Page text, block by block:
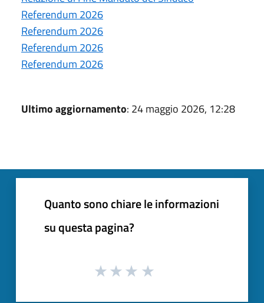
Referendum 2026
Referendum 2026
Referendum 2026
Referendum 2026
Ultimo aggiornamento: 24 maggio 2026, 12:28
Quanto sono chiare le informazioni
su questa pagina?